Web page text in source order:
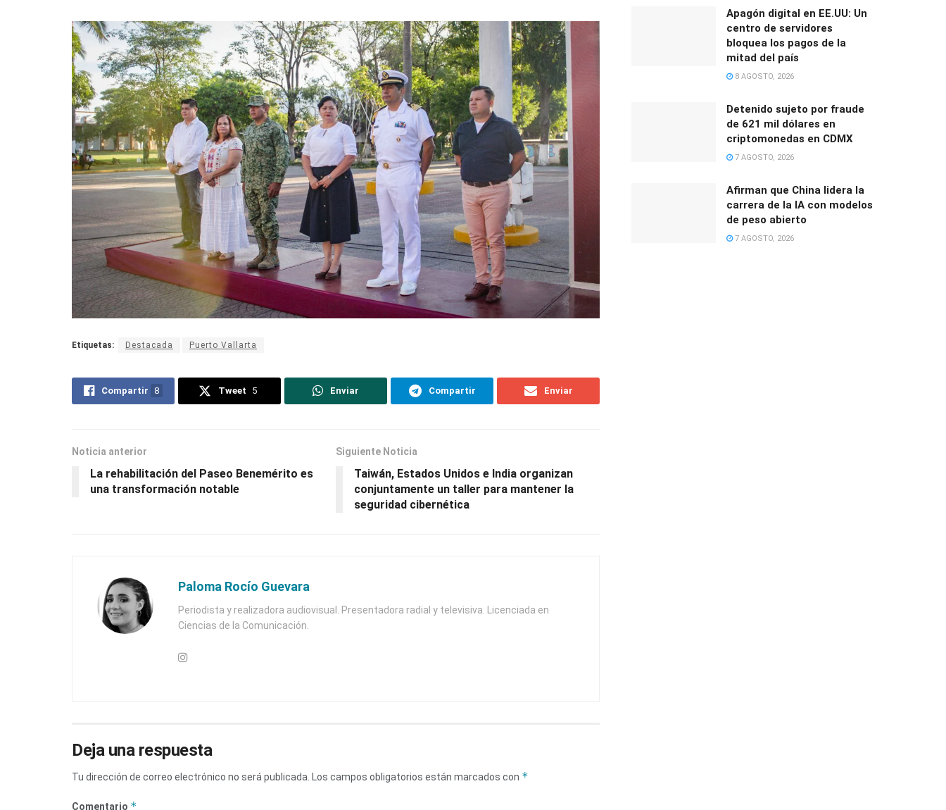
Etiquetas: Destacada Puerto Vallarta
Compartir 8 Tweet 5 Enviar Compartir Enviar
Noticia anterior
La rehabilitación del Paseo Benemérito es
una transformación notable
Siguiente Noticia
Taiwán, Estados Unidos e India organizan
conjuntamente un taller para mantener la
seguridad cibernética
Paloma Rocío Guevara
Periodista y realizadora audiovisual. Presentadora radial y televisiva. Licenciada en
Ciencias de la Comunicación.
Deja una respuesta
Tu dirección de correo electrónico no será publicada. Los campos obligatorios están marcados con *
Comentario *
Apagón digital en EE.UU: Un
centro de servidores
bloquea los pagos de la
mitad del país
8 AGOSTO, 2026
Detenido sujeto por fraude
de 621 mil dólares en
criptomonedas en CDMX
7 AGOSTO, 2026
Afirman que China lidera la
carrera de la IA con modelos
de peso abierto
7 AGOSTO, 2026